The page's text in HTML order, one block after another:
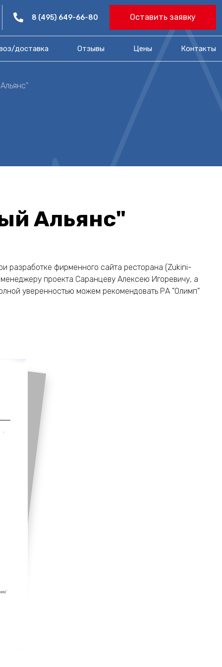
8 (495) 649-66-80 Оставить заявку
доставка Отзывы Цены​ Контакты
Альянс"
разработке фирменного сайта ресторана (Zukini-
проекта Саранцеву Алексею Игоревичу, а
уверенностью можем рекомендовать РА "Олимп"